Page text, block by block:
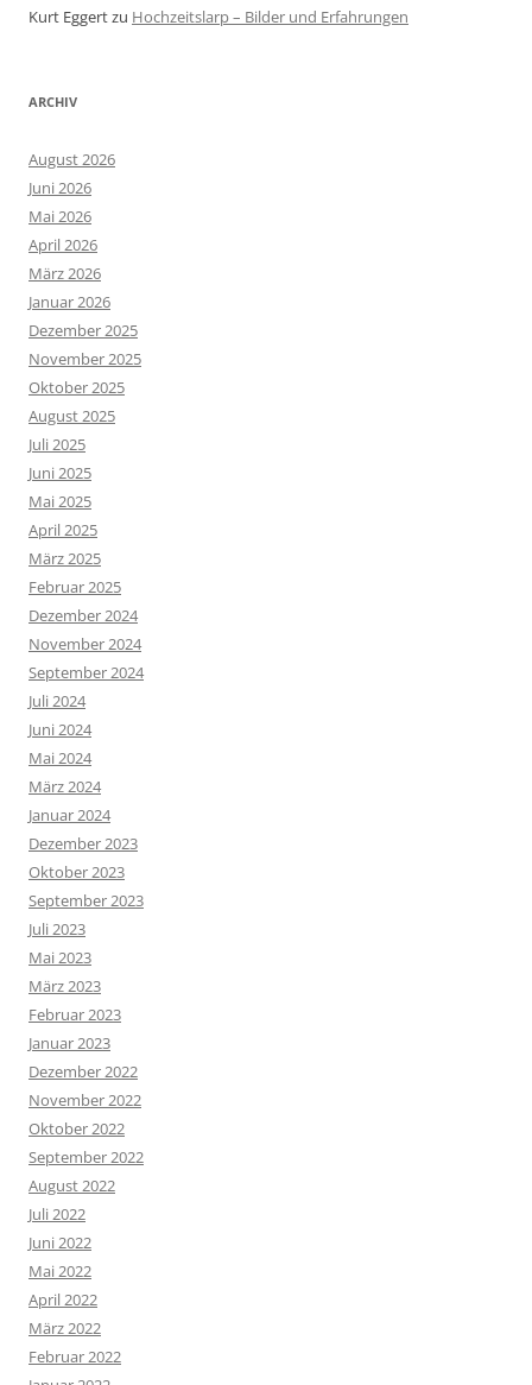
Kurt Eggertzu Hochzeitslarp – Bilder und Erfahrungen
ARCHIV
August 2026
Juni 2026
Mai 2026
April 2026
März 2026
Januar 2026
Dezember 2025
November 2025
Oktober 2025
August 2025
Juli 2025
Juni 2025
Mai 2025
April 2025
März 2025
Februar 2025
Dezember 2024
November 2024
September 2024
Juli 2024
Juni 2024
Mai 2024
März 2024
Januar 2024
Dezember 2023
Oktober 2023
September 2023
Juli 2023
Mai 2023
März 2023
Februar 2023
Januar 2023
Dezember 2022
November 2022
Oktober 2022
September 2022
August 2022
Juli 2022
Juni 2022
Mai 2022
April 2022
März 2022
Februar 2022